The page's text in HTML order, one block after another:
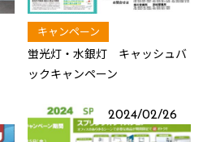
キャンペーン
蛍光灯・水銀灯 キャッシュバ
ックキャンペーン
2024/02/26